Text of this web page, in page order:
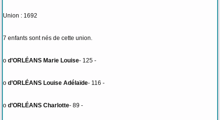
Union : 1692
7 enfants sont nés de cette union.
o d’ORLÉANS Marie Louise- 125 -
o d’ORLÉANS Louise Adélaïde- 116 -
o d’ORLÉANS Charlotte- 89 -